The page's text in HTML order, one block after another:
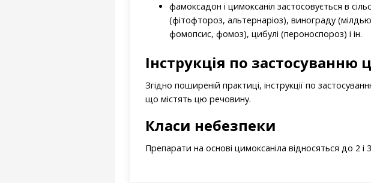
фамоксадон і цимоксаніл застосовується в
(фітофтороз, альтернаріоз), винограду
фомопсис, фомоз), цибулі (пероноспороз) і ін.
Інструкція по застосуванню
Згідно поширеній практиці, інструкції по
що містять цю речовину.
Класи небезпеки
Препарати на основі цимоксаніла відносяться до 2 і